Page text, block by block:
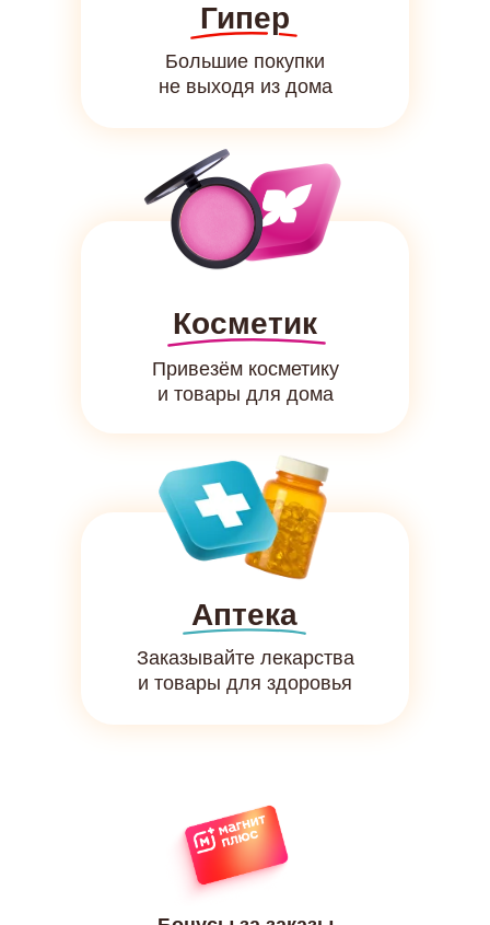
Косметик
Привезём косметику
и товары для дома
Аптека
Заказывайте лекарства
и товары для здоровья
Гипер
Большие покупки
не выходя из дома